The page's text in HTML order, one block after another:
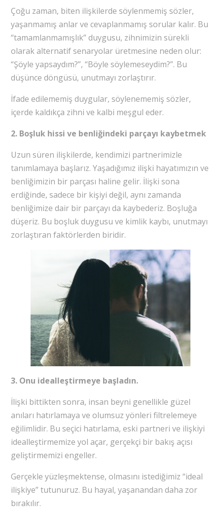
Çoğu zaman, biten ilişkilerde söylenmemiş sözler,
yaşanmamış anlar ve cevaplanmamış sorular kalır. Bu
“tamamlanmamışlık” duygusu, zihnimizin sürekli
olarak alternatif senaryolar üretmesine neden olur:
“Şöyle yapsaydım?”, “Böyle söylemeseydim?”. Bu
düşünce döngüsü, unutmayı zorlaştırır.
İfade edilememiş duygular, söylenememiş sözler,
içerde kaldıkça zihni ve kalbi meşgul eder.
2. Boşluk hissi ve benliğindeki parçayı kaybetmek
Uzun süren ilişkilerde, kendimizi partnerimizle
tanımlamaya başlarız. Yaşadığımız ilişki hayatımızın ve
benliğimizin bir parçası haline gelir. İlişki sona
erdiğinde, sadece bir kişiyi değil, aynı zamanda
benliğimize dair bir parçayı da kaybederiz. Boşluğa
düşeriz. Bu boşluk duygusu ve kimlik kaybı, unutmayı
zorlaştıran faktörlerden biridir.
3. Onu idealleştirmeye başladın.
İlişki bittikten sonra, insan beyni genellikle güzel
anıları hatırlamaya ve olumsuz yönleri filtrelemeye
eğilimlidir. Bu seçici hatırlama, eski partneri ve ilişkiyi
idealleştirmemize yol açar, gerçekçi bir bakış açısı
geliştirmemizi engeller.
Gerçekle yüzleşmektense, olmasını istediğimiz “ideal
ilişkiye” tutunuruz. Bu hayal, yaşanandan daha zor
bırakılır.